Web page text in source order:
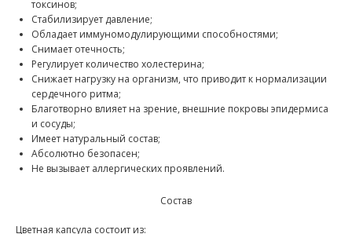
токсинов;
Стабилизирует давление;
Обладает иммуномодулирующими способностями;
Снимает отечность;
Регулирует количество холестерина;
Снижает нагрузку на организм, что приводит к нормализации
сердечного ритма;
Благотворно влияет на зрение, внешние покровы эпидермиса
и сосуды;
Имеет натуральный состав;
Абсолютно безопасен;
Не вызывает аллергических проявлений.
Состав
Цветная капсула состоит из: